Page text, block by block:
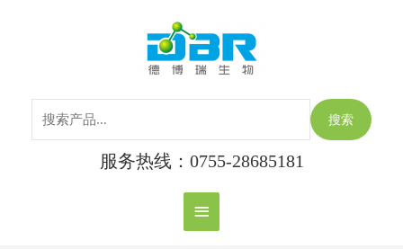
主
菜
单
搜索
服务热线：0755-28685181